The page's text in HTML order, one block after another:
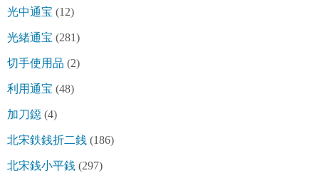
光中通宝 (12)
光緒通宝 (281)
切手使用品 (2)
利用通宝 (48)
加刀鐚 (4)
北宋鉄銭折二銭 (186)
北宋銭小平銭 (297)